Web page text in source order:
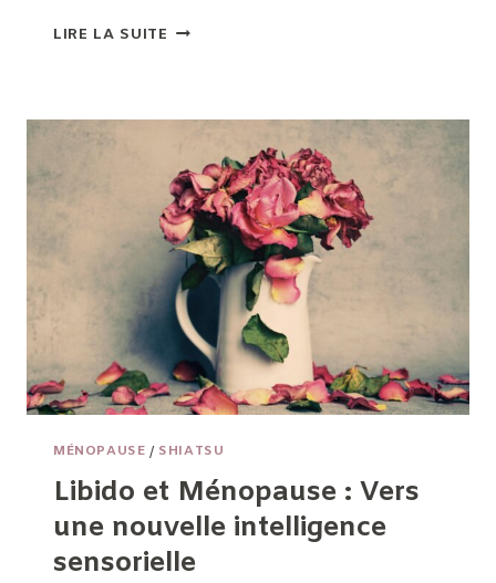
LIRE LA SUITE PÉRI
MÉNOPAUSE :
QUOI
EXACTEMENT ?
MÉNOPAUSE / SHIATSU
Libido et Ménopause : Vers
une nouvelle intelligence
sensorielle